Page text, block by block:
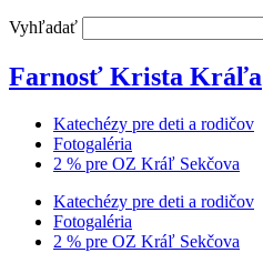
Vyhľadať
Farnosť Krista Kráľa
Katechézy pre deti a rodičov
Fotogaléria
2 % pre OZ Kráľ Sekčova
Katechézy pre deti a rodičov
Fotogaléria
2 % pre OZ Kráľ Sekčova